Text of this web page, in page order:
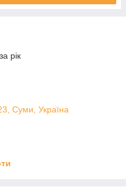
рік
Суми, Україна